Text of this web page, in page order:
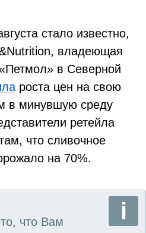
стало известно,
владеющая
в Северной
роста цен на свою
в минувшую среду
ретейла
что сливочное
на 70%.
что Вам